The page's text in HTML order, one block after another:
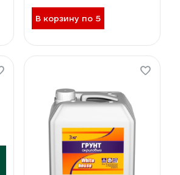
В корзину по 5